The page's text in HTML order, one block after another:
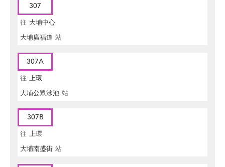
307
往 大埔中心
大埔廣福道 站
307A
往 上環
大埔公眾泳池 站
307B
往 上環
大埔南盛街 站